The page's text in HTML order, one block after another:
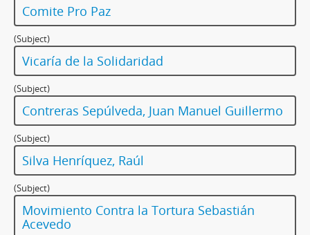
Comite Pro Paz
(Subject)
Vicaría de la Solidaridad
(Subject)
Contreras Sepúlveda, Juan Manuel Guillermo
(Subject)
Silva Henríquez, Raúl
(Subject)
Movimiento Contra la Tortura Sebastián
Acevedo